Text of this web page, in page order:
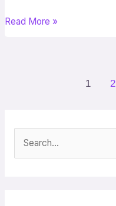
छ
Read More »
1 2